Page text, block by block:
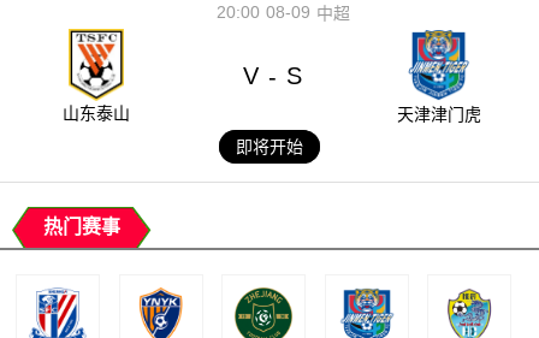
08-09
20:00 中超
山东泰山
V - S
天津津门虎
即将开始
热门赛事